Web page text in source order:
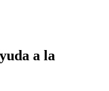
a la